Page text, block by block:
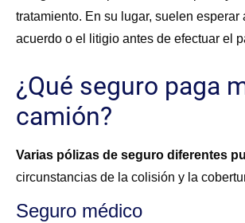
tratamiento. En su lugar, suelen
acuerdo o el litigio antes de efectuar el
¿Qué seguro paga
camión?
Varias pólizas de seguro diferentes
circunstancias de la colisión y la
Seguro médico